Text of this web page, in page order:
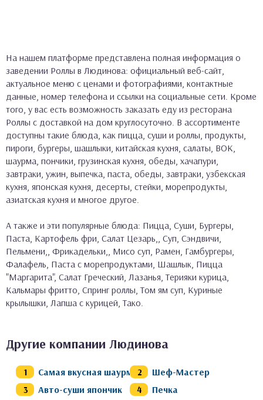
На нашем платформе представлена полная информация о
заведении Роллы в Людинова: официальный веб-сайт,
актуальное меню с ценами и фотографиями, контактные
данные, номер телефона и ссылки на социальные сети. Кроме
того, у вас есть возможность заказать еду из ресторана
Роллы с доставкой на дом круглосуточно. В ассортименте
доступны такие блюда, как пицца, суши и роллы, продукты,
пироги, бургеры, шашлыки, китайская кухня, салаты, ВОК,
шаурма, пончики, грузинская кухня, обеды, хачапури,
завтраки, ужин, выпечка, паста, обеды, завтраки, узбекская
кухня, японская кухня, десерты, стейки, морепродукты,
азиатская кухня и многое другое.
А также и эти популярные блюда: Пицца, Суши, Бургеры,
Паста, Картофель фри, Салат Цезарь,, Суп, Сэндвичи,
Пельмени,, Фрикадельки,, Мисо суп, Рамен, Гамбургеры,
Фалафель, Паста с морепродуктами, Шашлык, Пицца
"Маргарита", Салат Греческий, Лазанья, Терияки курица,
Кальмары фритто, Спринг роллы, Том ям суп, Куриные
крылышки, Лапша с курицей, Тако.
Другие компании Людинова
Самая вкусная шаурма
Шеф-Мастер
Авто-суши япончик
Печка